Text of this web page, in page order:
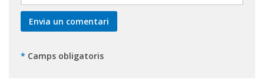
* Camps obligatoris